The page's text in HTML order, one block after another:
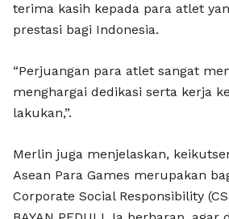
terima kasih kepada para atlet
prestasi bagi Indonesia.
“Perjuangan para atlet sangat
menghargai dedikasi serta kerja
lakukan,”.
Merlin juga menjelaskan,
Asean Para Games merupakan
Corporate Social Responsibility